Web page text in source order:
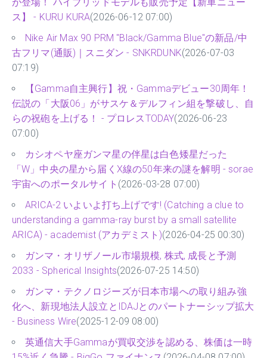
が登場！ ハイブリッドモデルも販売予定【新車ニュー
ス】 - KURU KURA(2026-06-12 07:00)
Nike Air Max 90 PRM "Black/Gamma Blue"の新品/中
古フリマ(通販)｜スニダン - SNKRDUNK(2026-07-03
07:19)
【Gamma自主興行】祝・Gammaデビュー30周年！
伝説の「大阪06」がサスケ＆デルフィン組を撃破し、自
らの祝砲を上げる！ - プロレスTODAY(2026-06-23
07:00)
カシオペヤ座ガンマ星の伴星は白色矮星だった
「W」中央の星から届くX線の50年来の謎を解明 - sorae
宇宙へのポータルサイト (2026-03-28 07:00)
ARICA-2 いよいよ打ち上げです! (Catching a clue to
understanding a gamma-ray burst by a small satellite
ARICA) - academist (アカデミスト)(2026-04-25 00:30)
ガンマ・オリザノール市場規模, 株式, 成長と予測
2033 - Spherical Insights(2026-07-25 14:50)
ガンマ・テクノロジーズが日本市場への取り組み強
化へ、新現地法人設立とIDAJとのパートナーシップ拡大
- Business Wire(2025-12-09 08:00)
英通信大手Gammaが買収交渉を認める、株価は一時